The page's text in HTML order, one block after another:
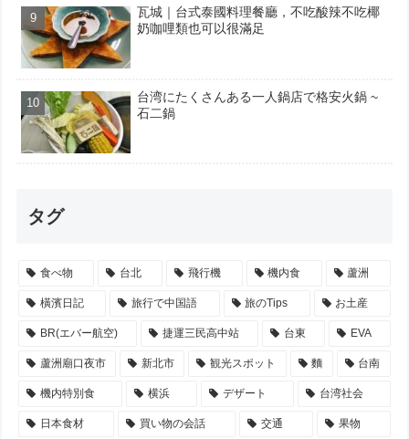
瓦城｜台式泰國料理餐廳，不吃酸辣不吃椰
奶咖哩類也可以很滿足
台湾にたくさんある一人鍋店で格安火鍋 ~
石二鍋
タグ
食べ物 台北 飛行機 機内食 蘆洲
橫濱日記 旅行で中国語 旅のTips お土産
BR(エバー航空) 捷運三民高中站 台東 EVA
蘆洲廟口夜市 新北市 観光スポット 麵 台南
機内特別食 横浜 デザート 台湾社会
日本食材 買い物の会話 交通 果物